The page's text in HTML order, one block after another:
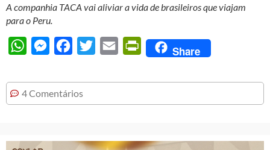
A companhia TACA vai aliviar a vida de brasileiros que viajam
para o Peru.
WhatsAppMessengerFacebook
Twitter Email PrintFriendly
Share
4 Comentários